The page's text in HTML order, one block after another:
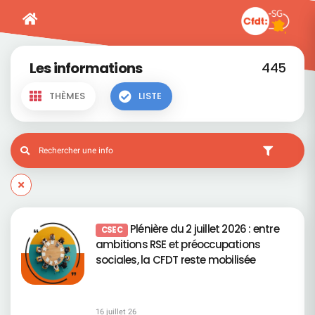
Les informations 445
THÈMES LISTE
CSEC Plénière du 2 juillet 2026 : entre
ambitions RSE et préoccupations
sociales, la CFDT reste mobilisée
16 juillet 26